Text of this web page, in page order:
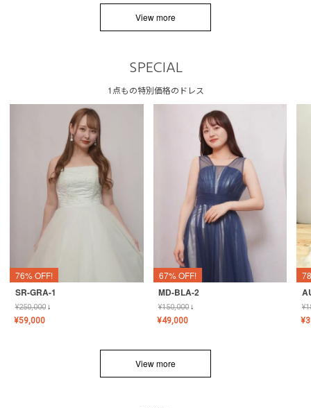
View more
SPECIAL
1点もの特別価格のドレス
76% OFF!
SR-GRA-1
¥250,000↓
¥59,000
67% OFF!
MD-BLA-2
¥150,000↓
¥49,000
¥
¥
View more